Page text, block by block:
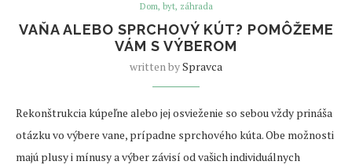
Dom, byt, záhrada
VAŇA ALEBO SPRCHOVÝ KÚT? POMÔŽEME
VÁM S VÝBEROM
written bySpravca
Rekonštrukcia kúpeľne alebo jej osvieženie so sebou vždy prináša
otázku vo výbere vane, prípadne sprchového kúta. Obe možnosti
majú plusy i mínusy a výber závisí od vašich individuálnych